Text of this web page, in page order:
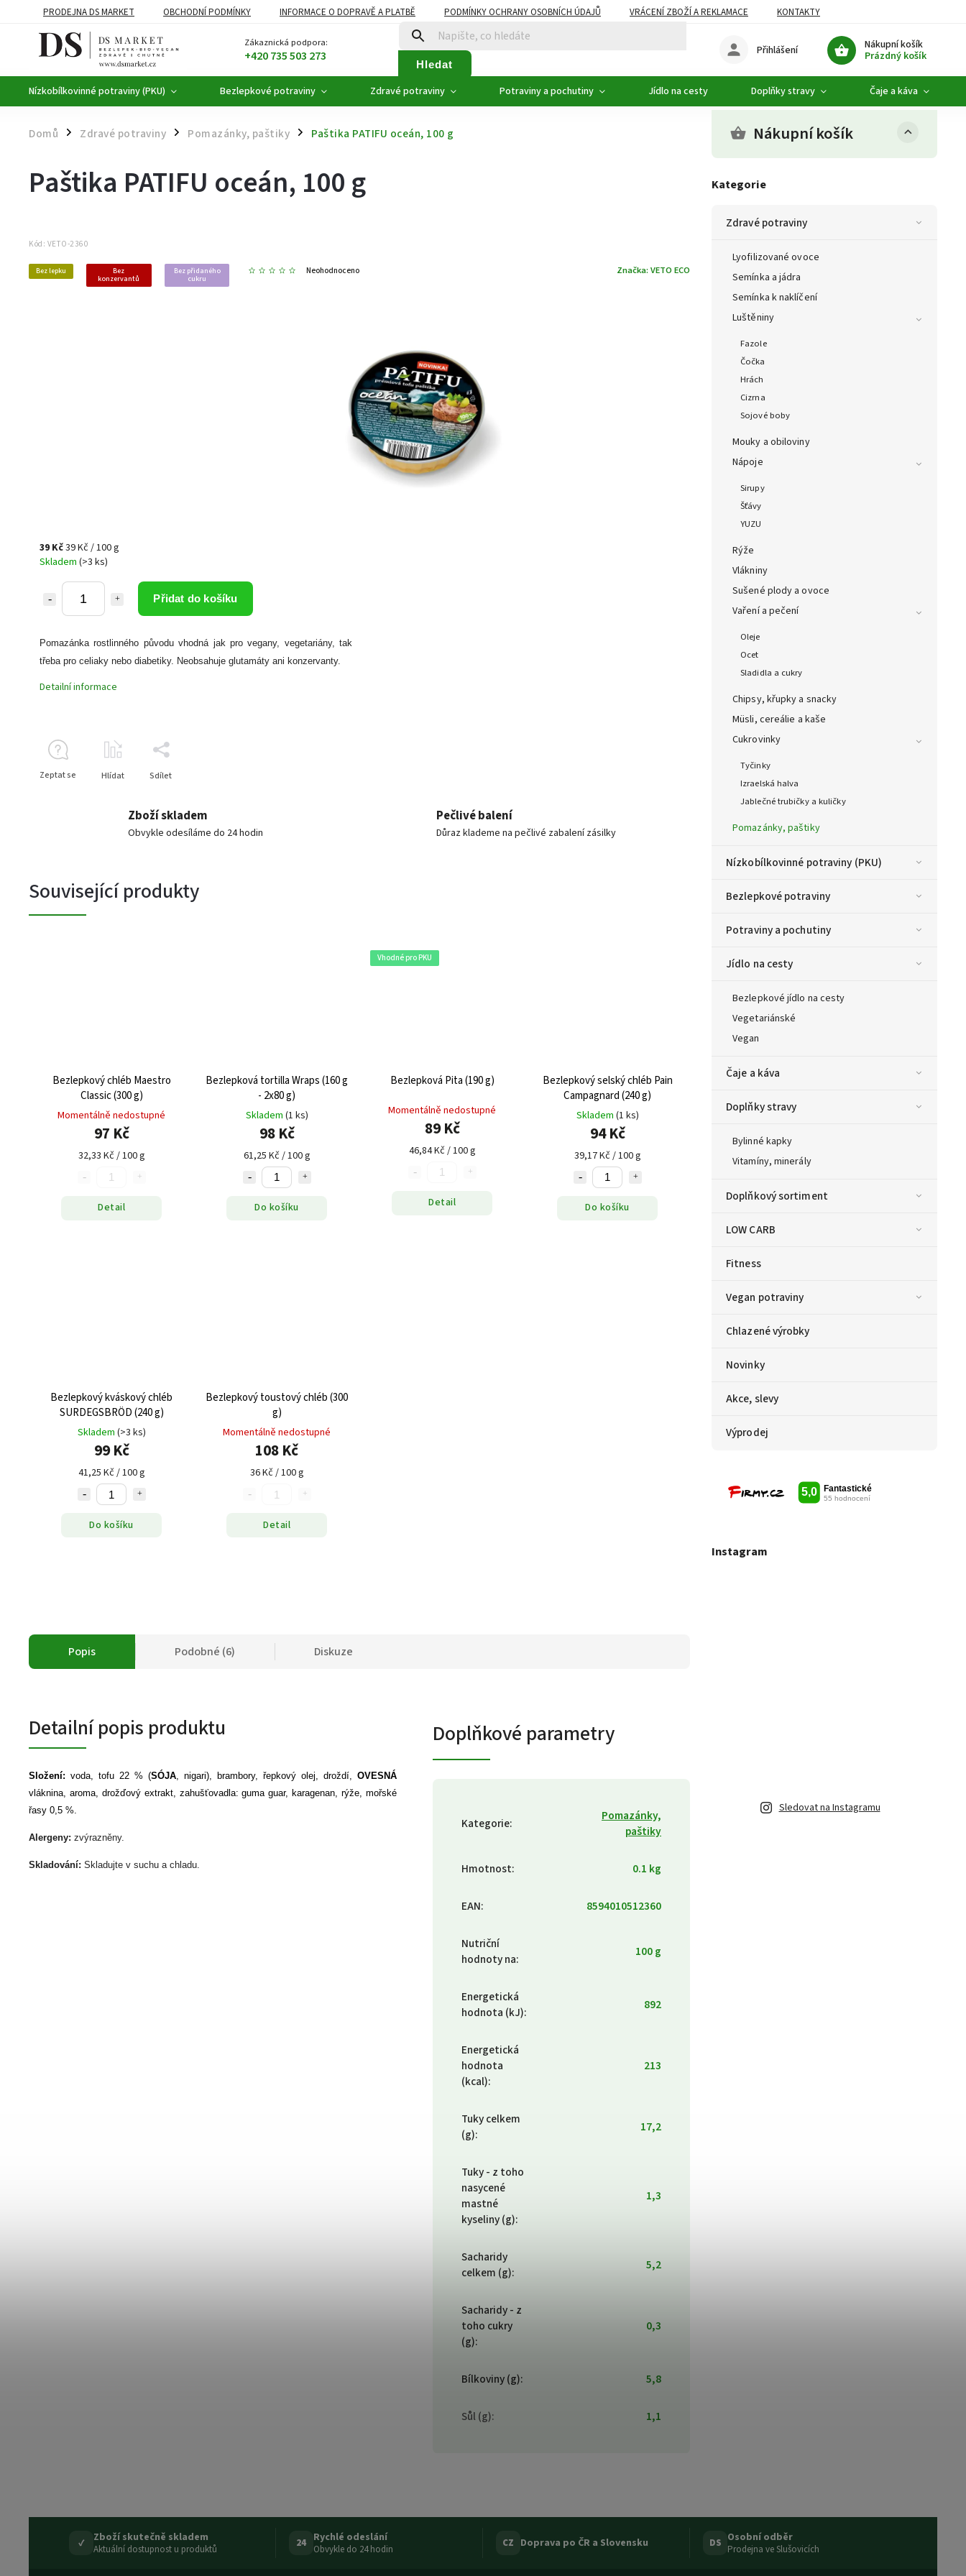
PRODEJNA DS MARKET OBCHODNÍ PODMÍNKY INFORMACE O DOPRAVĚ A PLATBĚ PODMÍNKY OCHRANY OSOBNÍCH ÚDAJŮ VRÁCENÍ ZBOŽÍ A REKLAMACE
KONTAKTY
BEZLEPKOVÉ POTRAVINY
ZDRAVÉ POTRAVINY NOVINKY AKCE, SLEVY
Zákaznická podpora:
+420 735 503 273 Hledat
Nákupní košík
Prázdný košík
Přihlášení
Nízkobílkovinné potraviny (PKU) Bezlepkové potraviny Zdravé potraviny Potraviny a pochutiny Jídlo na cesty Doplňky stravy Čaje a káva
Domů / Zdravé potraviny / Pomazánky, paštiky / Paštika PATIFU oceán, 100 g Nákupní košík
Kategorie
Zdravé potraviny
Lyofilizované ovoce
Semínka a jádra
Semínka k naklíčení
Luštěniny
Fazole
Čočka
Hrách
Cizrna
Sojové boby
Mouky a obiloviny
Nápoje
Sirupy
Šťávy
YUZU
Rýže
Vlákniny
Sušené plody a ovoce
Vaření a pečení
Oleje
Ocet
Sladidla a cukry
Chipsy, křupky a snacky
Müsli, cereálie a kaše
Cukrovinky
Tyčinky
Izraelská halva
Jablečné trubičky a kuličky
Pomazánky, paštiky
Nízkobílkovinné potraviny (PKU)
Bezlepkové potraviny
Potraviny a pochutiny
Jídlo na cesty
Bezlepkové jídlo na cesty
Vegetariánské
Vegan
Čaje a káva
Doplňky stravy
Bylinné kapky
Vitamíny, minerály
Doplňkový sortiment
LOW CARB
Fitness
Vegan potraviny
Chlazené výrobky
Novinky
Akce, slevy
Výprodej
Instagram
Sledovat na Instagramu
Paštika PATIFU oceán, 100 g
Kód: VETO-2360
Bez lepku Bez
konzervantů
Bez přidaného
cukru
Neohodnoceno Značka: VETO ECO
39 Kč39 Kč / 100 g
Skladem (>3 ks)
Přidat do košíku
Pomazánka rostlinného původu vhodná jak pro vegany, vegetariány, tak
třeba pro celiaky nebo diabetiky. Neobsahuje glutamáty ani konzervanty.
Detailní informace
Zeptat se Hlídat Sdílet
Zboží skladem
Obvykle odesíláme do 24 hodin
Pečlivé balení
Důraz klademe na pečlivé zabalení zásilky
Související produkty
Bezlepkový chléb Maestro
Classic (300 g)
Momentálně nedostupné
97 Kč
32,33 Kč / 100 g
Detail
Bezlepková tortilla Wraps (160 g
- 2x80 g)
Skladem (1 ks)
98 Kč
61,25 Kč / 100 g
Do košíku
Vhodné pro PKU
Bezlepková Pita (190 g)
Momentálně nedostupné
89 Kč
46,84 Kč / 100 g
Detail
Bezlepkový selský chléb Pain
Campagnard (240 g)
Skladem (1 ks)
94 Kč
39,17 Kč / 100 g
Do košíku
Bezlepkový kváskový chléb
SURDEGSBRÖD (240 g)
Skladem (>3 ks)
99 Kč
41,25 Kč / 100 g
Do košíku
Bezlepkový toustový chléb (300
g)
Momentálně nedostupné
108 Kč
36 Kč / 100 g
Detail
Popis Podobné (6) Diskuze
Detailní popis produktu
Složení: voda, tofu 22 % (SÓJA, nigari), brambory, řepkový olej, droždí, OVESNÁ
vláknina, aroma, drožďový extrakt, zahušťovadla: guma guar, karagenan, rýže, mořské
řasy 0,5 %.
Alergeny: zvýrazněny.
Skladování: Skladujte v suchu a chladu.
Doplňkové parametry
Kategorie:
Pomazánky,
paštiky
Hmotnost: 0.1 kg
EAN: 8594010512360
Nutriční
hodnoty na: 100 g
Energetická
hodnota (kJ): 892
Energetická
hodnota
(kcal):
213
Tuky celkem
(g): 17,2
Tuky - z toho
nasycené
mastné
kyseliny (g):
1,3
Sacharidy
celkem (g): 5,2
Sacharidy - z
toho cukry
(g):
0,3
Bílkoviny (g): 5,8
Sůl (g): 1,1
✓ Zboží skutečně skladem
Aktuální dostupnost u produktů 24 Rychlé odeslání
Obvykle do 24 hodin CZ Doprava po ČR a Slovensku DS Osobní odběr
Prodejna ve Slušovicích